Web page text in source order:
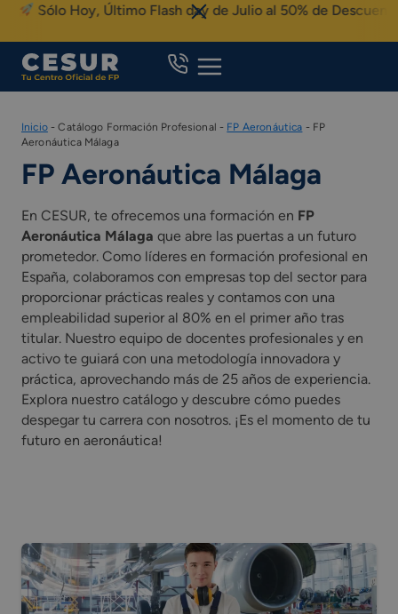
Skip
content
Sólo Hoy, Último Flash day de Julio al 50% de Descuento
Inicio-Catálogo Formación Profesional - FP Aeronáutica - FP
Aeronáutica Málaga
FP Aeronáutica Málaga
En CESUR, te ofrecemos una formación en FP
Aeronáutica Málaga que abre las puertas a un futuro
prometedor. Como líderes en formación profesional en
España, colaboramos con empresas top del sector para
proporcionar prácticas reales y contamos con una
empleabilidad superior al 80% en el primer año tras
titular. Nuestro equipo de docentes profesionales y en
activo te guiará con una metodología innovadora y
práctica, aprovechando más de 25 años de experiencia.
Explora nuestro catálogo y descubre cómo puedes
despegar tu carrera con nosotros. ¡Es el momento de tu
futuro en aeronáutica!